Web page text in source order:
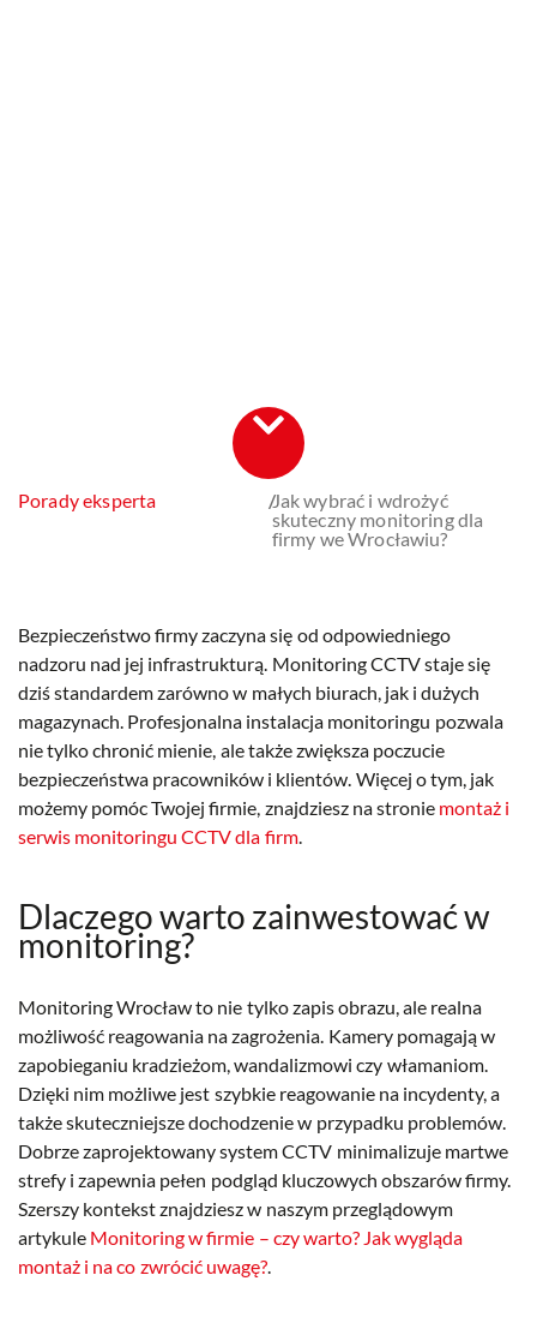
Porady eksperta /Jak wybrać i wdrożyć
skuteczny monitoring dla
firmy we Wrocławiu?
Bezpieczeństwo firmy zaczyna się od odpowiedniego
nadzoru nad jej infrastrukturą. Monitoring CCTV staje się
dziś standardem zarówno w małych biurach, jak i dużych
magazynach. Profesjonalna instalacja monitoringu pozwala
nie tylko chronić mienie, ale także zwiększa poczucie
bezpieczeństwa pracowników i klientów. Więcej o tym, jak
możemy pomóc Twojej firmie, znajdziesz na stronie montaż i
serwis monitoringu CCTV dla firm.
Dlaczego warto zainwestować w
monitoring?
Monitoring Wrocław to nie tylko zapis obrazu, ale realna
możliwość reagowania na zagrożenia. Kamery pomagają w
zapobieganiu kradzieżom, wandalizmowi czy włamaniom.
Dzięki nim możliwe jest szybkie reagowanie na incydenty, a
także skuteczniejsze dochodzenie w przypadku problemów.
Dobrze zaprojektowany system CCTV minimalizuje martwe
strefy i zapewnia pełen podgląd kluczowych obszarów firmy.
Szerszy kontekst znajdziesz w naszym przeglądowym
artykule Monitoring w firmie – czy warto? Jak wygląda
montaż i na co zwrócić uwagę?.